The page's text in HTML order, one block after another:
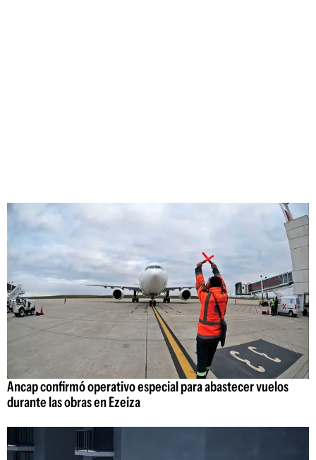
Ancap confirmó operativo especial para abastecer vuelos
durante las obras en Ezeiza